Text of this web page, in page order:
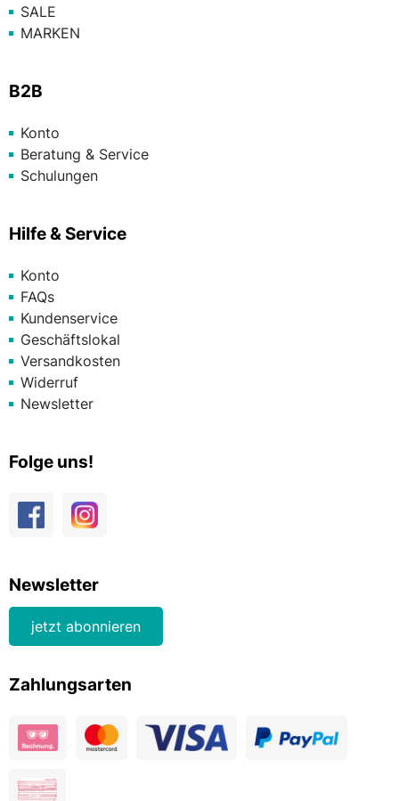
SALE
MARKEN
B2B
Konto
Beratung & Service
Schulungen
Hilfe & Service
Konto
FAQs
Kundenservice
Geschäftslokal
Versandkosten
Widerruf
Newsletter
Folge uns!
Newsletter
jetzt abonnieren
Zahlungsarten